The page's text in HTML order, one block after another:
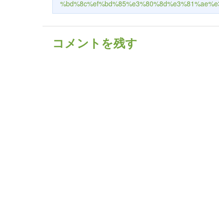
コメントを残す